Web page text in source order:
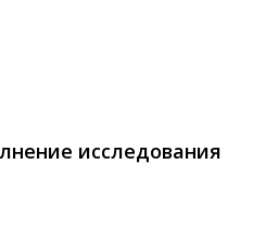
исследования